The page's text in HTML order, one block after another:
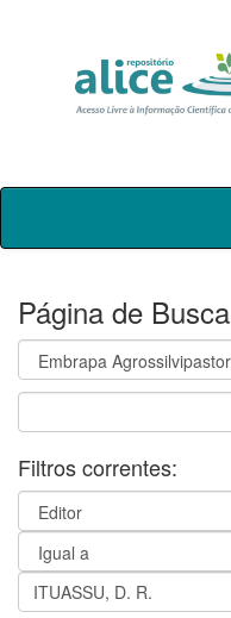
Skip
Página de Busca
Filtros correntes: